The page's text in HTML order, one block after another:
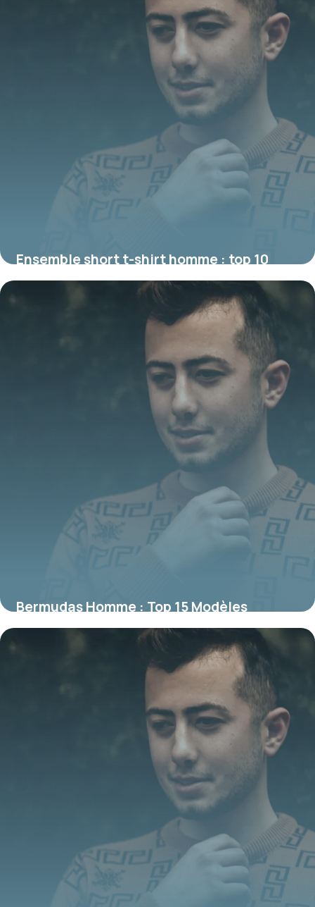
Ensemble short t-shirt homme : top 10
tendances
Bermudas Homme : Top 15 Modèles
Tendance 2026